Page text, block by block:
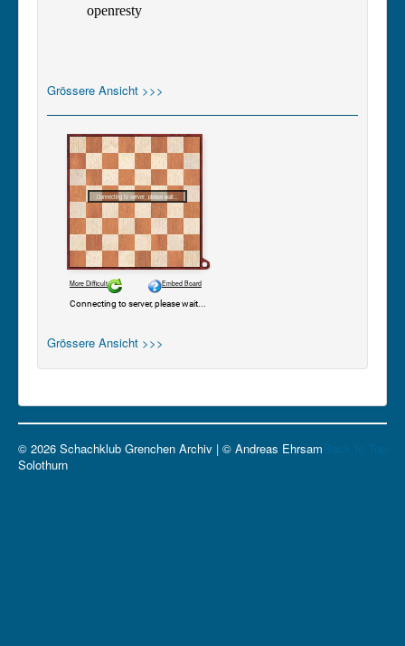
Grössere Ansicht >>>
Grössere Ansicht >>>
© 2026 Schachklub Grenchen Archiv | © Andreas Ehrsam
Solothurn